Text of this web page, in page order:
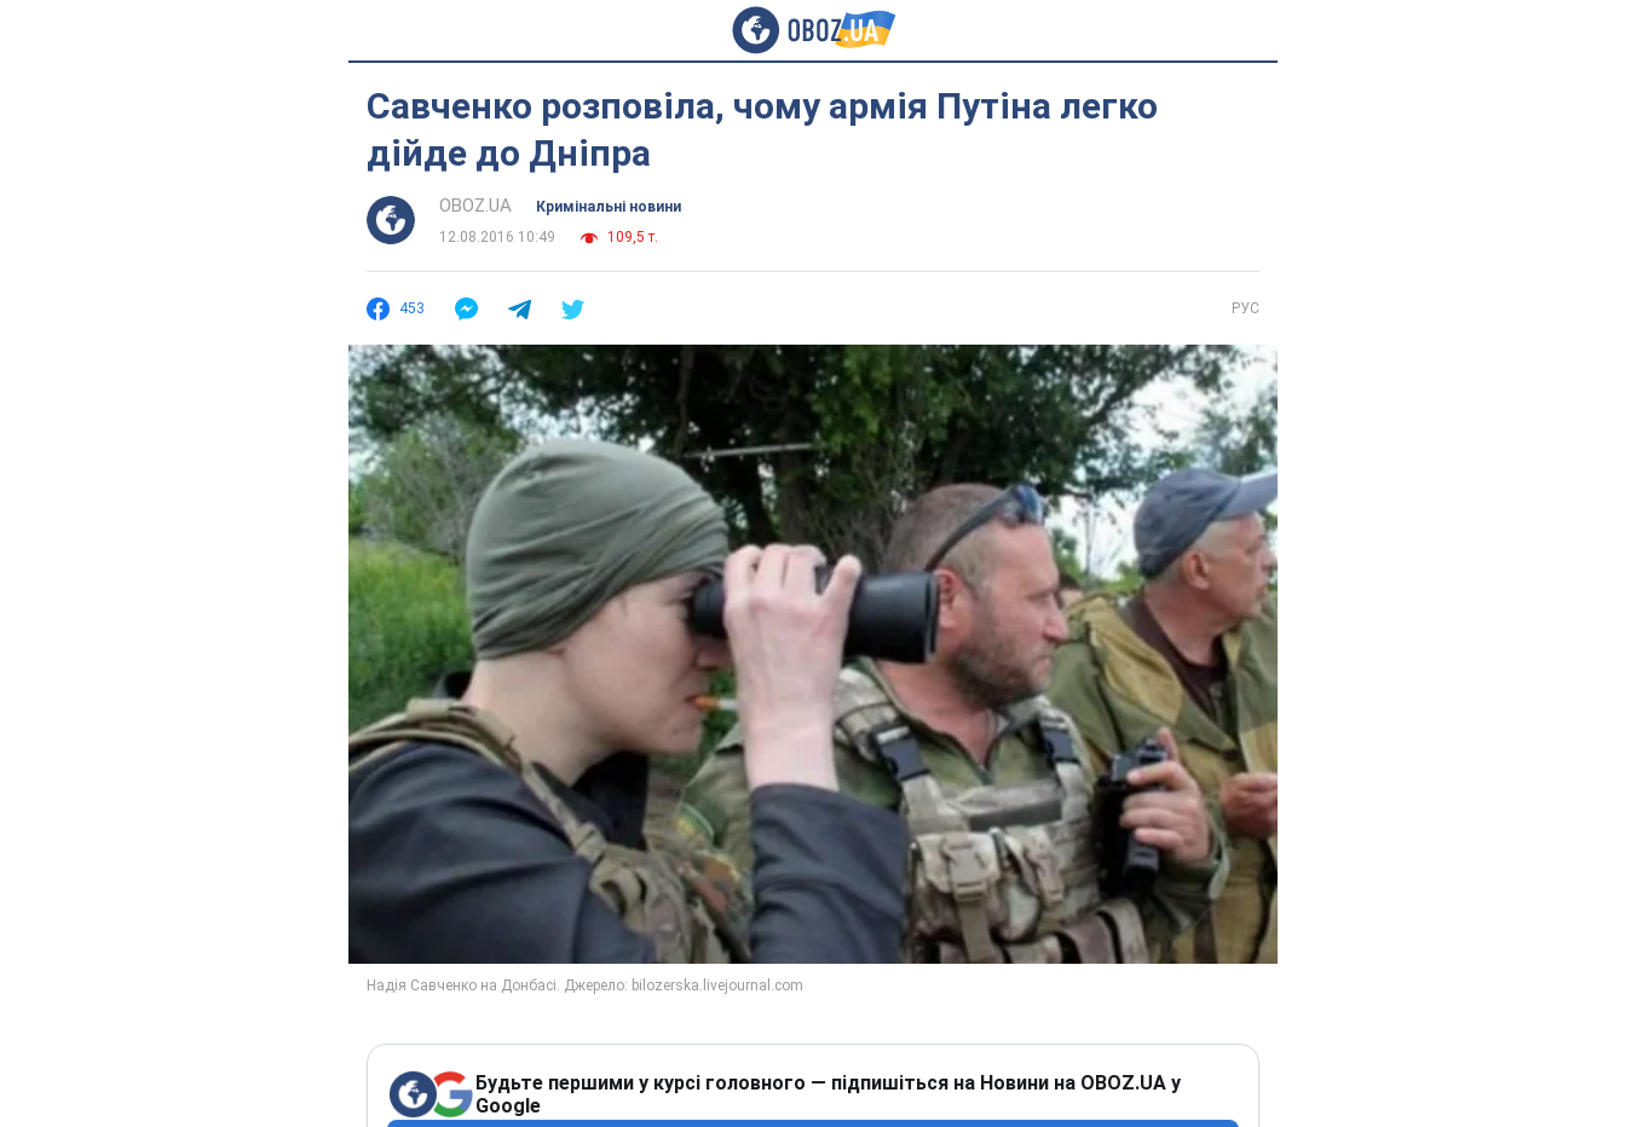
Савченко розповіла, чому армія Путіна легко
дійде до Дніпра
OBOZ.UA
Кримінальні новини
12.08.2016 10:49
109,5 т.
453 РУС
Будьте першими у курсі головного — підпишіться на Новини на OBOZ.UA у
Google